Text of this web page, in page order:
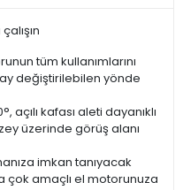
tüm kullanımlarını
değiştirilebilen yönde
açılı kafası aleti dayanıklı
üzerinde görüş alanı
imkan tanıyacak
çok amaçlı el motorunuza